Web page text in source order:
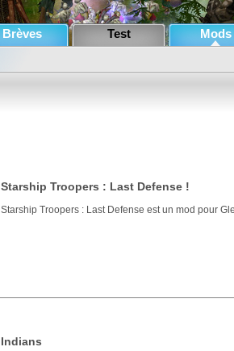
Brèves Test Mods
Starship Troopers : Last Defense !
Starship Troopers : Last Defense est un mod pour
Indians